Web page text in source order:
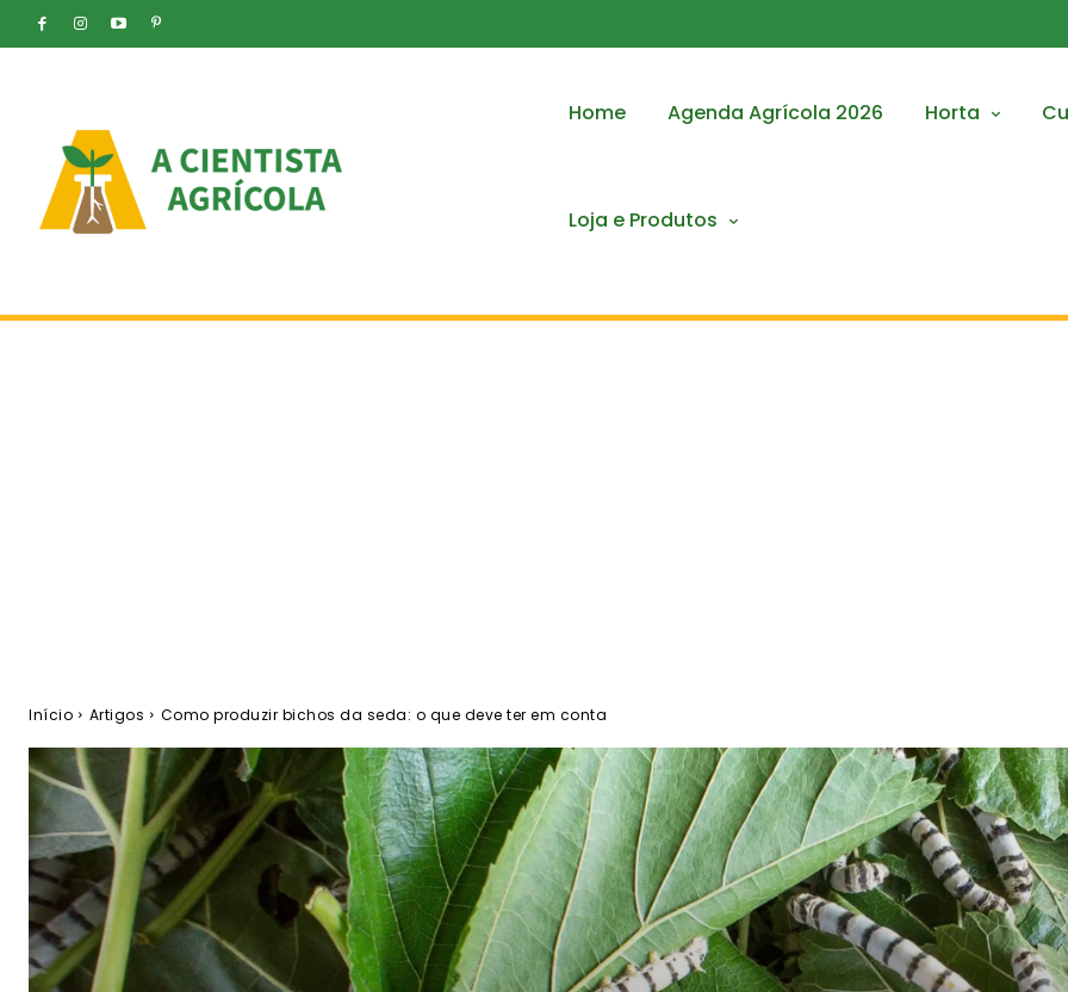
Home Agenda Agrícola 2026 Horta
Loja e Produtos
Início Artigos Como produzir bichos da seda: o que deve ter em conta